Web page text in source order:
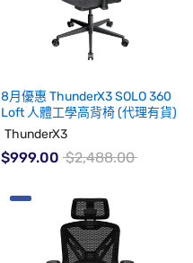
8月優惠 ThunderX3 SOLO 360
Loft 人體工學高背椅 (代理有貨)
ThunderX3
$999.00 $2,488.00